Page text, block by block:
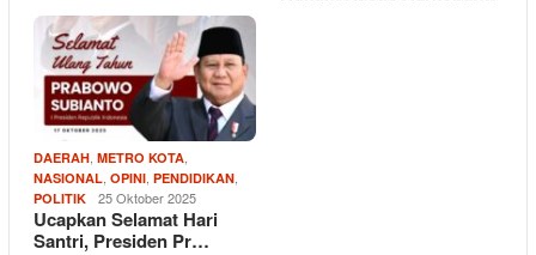
DAERAH METRO KOTA
NASIONAL OPINI PENDIDIKAN
POLITIK 25 Oktober 2025
Ucapkan Selamat Hari
Santri, Presiden Pr…